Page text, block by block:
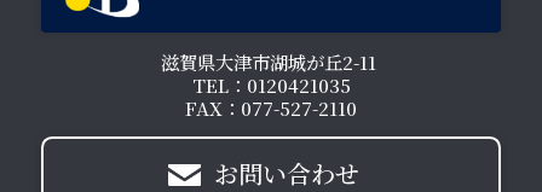
滋賀県大津市湖城が丘2-11
TEL：0120421035
FAX：077-527-2110
お問い合わせ